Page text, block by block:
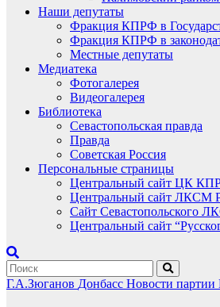
Наши депутаты
Фракция КПРФ в
Фракция КПРФ в
Местные депутаты
Медиатека
Фотогалерея
Видеогалерея
Библиотека
Севастопольская правда
Правда
Советская Россия
Персональные страницы
Центральный сайт ЦК
Центральный сайт ЛКСМ
Сайт Севастопольского
Центральный сайт
Г.А.Зюганов Донбасс Новости партии